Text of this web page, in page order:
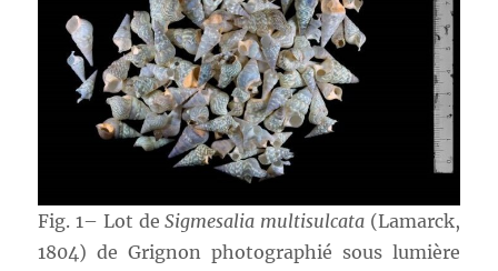
Fig. 1– Lot deSigmesalia multisulcata(Lamarck,
1804) de Grignon photographié sous lumière